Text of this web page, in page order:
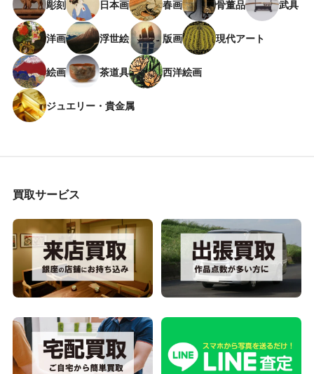
彫刻 日本画 春画 骨董品 武具
洋画 浮世絵 版画 現代アート
絵画 茶道具 西洋絵画
ジュエリー・貴金属
買取サービス